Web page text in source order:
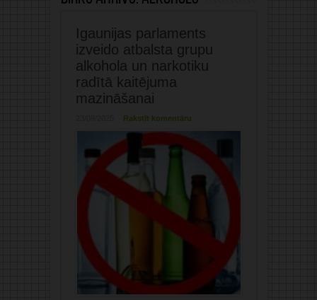
Igaunijas parlaments
izveido atbalsta grupu
alkohola un narkotiku
radītā kaitējuma
mazināšanai
Rakstīt komentāru